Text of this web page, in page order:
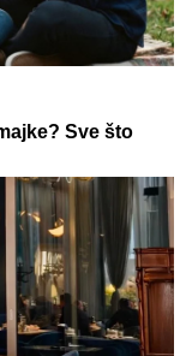
Sve što